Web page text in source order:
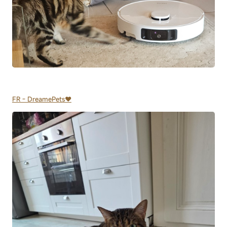
FR - DreamePets♥️